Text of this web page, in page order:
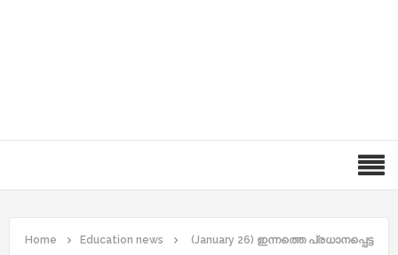
Home Education news
(January 26) ഇന്നത്തെ പ്രധാനപ്പെട്ട